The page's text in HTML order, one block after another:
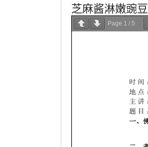
芝麻酱淋嫩豌豆
Page 1 / 5